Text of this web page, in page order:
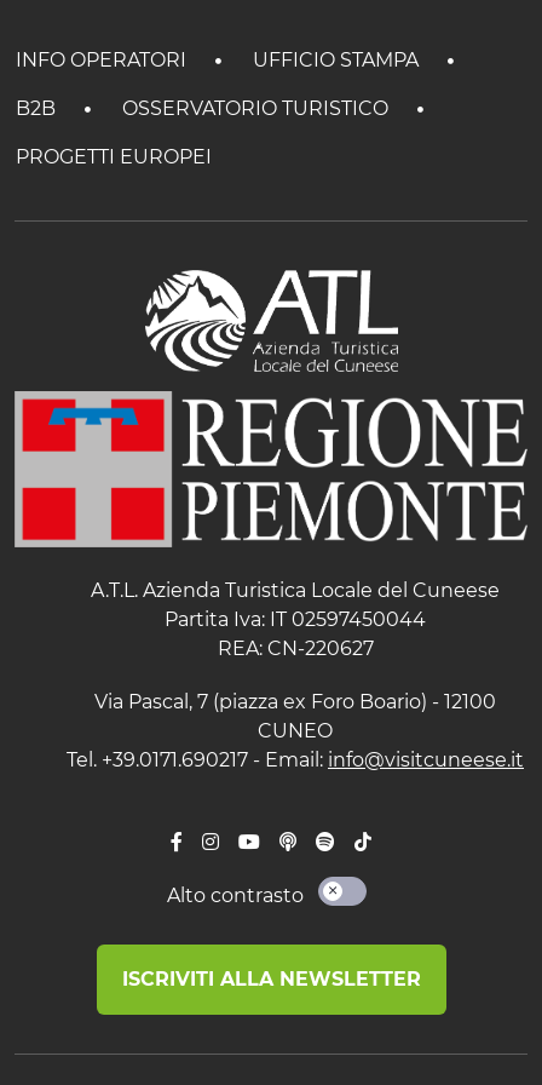
INFO OPERATORI UFFICIO STAMPA
B2B OSSERVATORIO TURISTICO
PROGETTI EUROPEI
A.T.L. Azienda Turistica Locale del Cuneese
Partita Iva: IT 02597450044
REA: CN-220627
Via Pascal, 7 (piazza ex Foro Boario) - 12100
CUNEO
Tel. +39.0171.690217 - Email: info@visitcuneese.it
Alto contrasto
ISCRIVITI ALLA NEWSLETTER